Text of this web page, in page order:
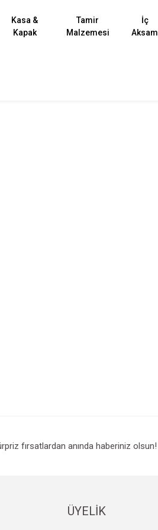
Kasa &
Kapak
Tamir
Malzemesi
İç
Aksam
fırsatlardan anında haberiniz olsun!
ÜYELİK